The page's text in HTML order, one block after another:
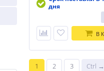
дня
В
1 2 3 Ctrl →